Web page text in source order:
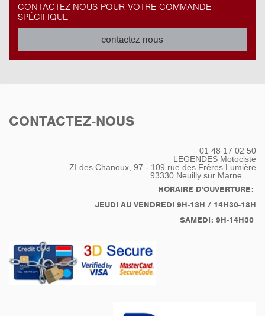
CONTACTEZ-NOUS POUR VOTRE COMMANDE
SPÉCIFIQUE
contactez-nous
CONTACTEZ-NOUS
01 48 17 02 50
LEGENDES Motociste
ZI des Chanoux, 97 - 109 rue des Frères Lumière
93330 Neuilly sur Marne
HORAIRE D'OUVERTURE:
JEUDI AU VENDREDI 9H-13H / 14H30-18H
SAMEDI: 9H-14H30